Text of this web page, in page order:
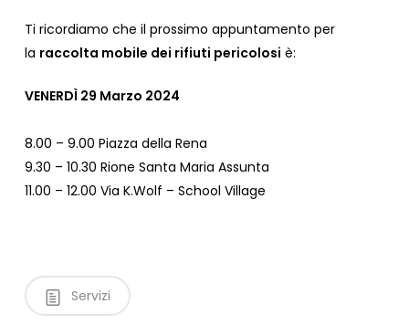
Ti ricordiamo che il prossimo appuntamento per
la raccolta mobile dei rifiuti pericolosi è:
VENERDÌ 29 Marzo 2024
8.00 – 9.00 Piazza della Rena
9.30 – 10.30 Rione Santa Maria Assunta
11.00 – 12.00 Via K.Wolf – School Village
Servizi